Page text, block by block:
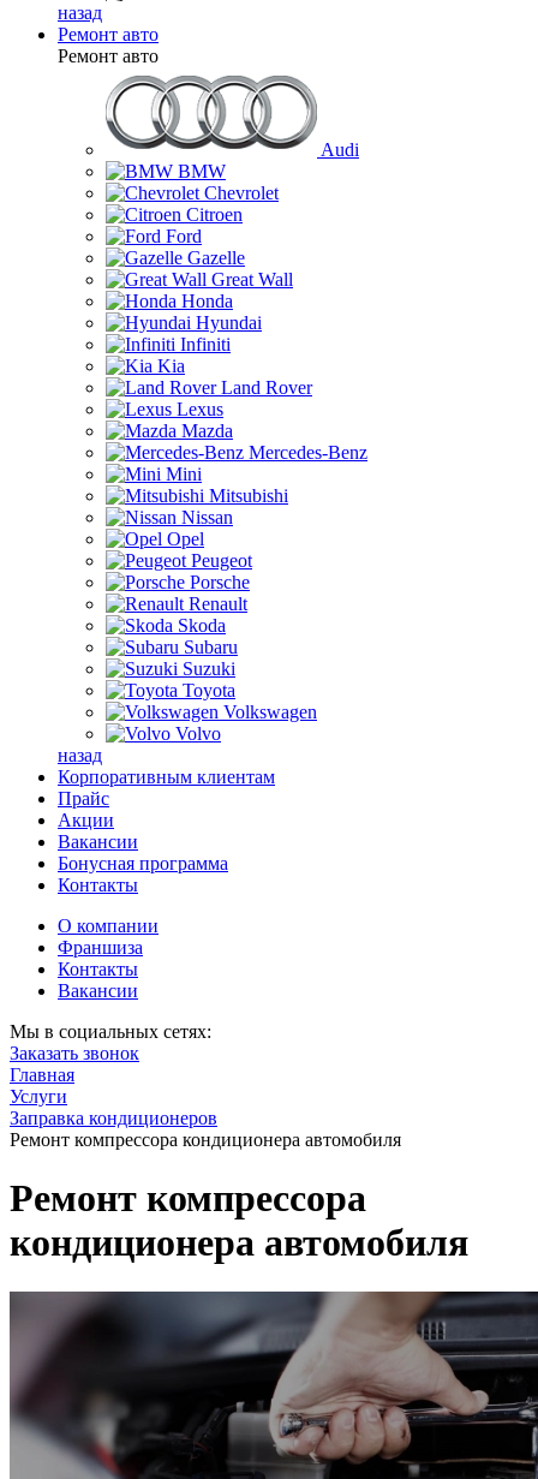
назад
Ремонт авто
Ремонт авто
Audi
BMW
Chevrolet
Citroen
Ford
Gazelle
Great Wall
Honda
Hyundai
Infiniti
Kia
Land Rover
Lexus
Mazda
Mercedes-Benz
Mini
Mitsubishi
Nissan
Opel
Peugeot
Porsche
Renault
Skoda
Subaru
Suzuki
Toyota
Volkswagen
Volvo
назад
Корпоративным клиентам
Прайс
Акции
Вакансии
Бонусная программа
Контакты
О компании
Франшиза
Контакты
Вакансии
Мы в социальных сетях:
Заказать звонок
Главная
Услуги
Заправка кондиционеров
Ремонт компрессора кондиционера автомобиля
Ремонт компрессора
кондиционера автомобиля